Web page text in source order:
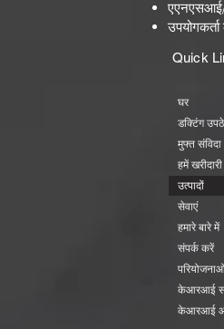
एएनएसआई/
Quick
घर
डक्टिंग
मुफ्त संविदा
हमें
उत्पादों
सेवाएं
हमारे बारे में
संपर्क करें
केआरआई
केआरआई